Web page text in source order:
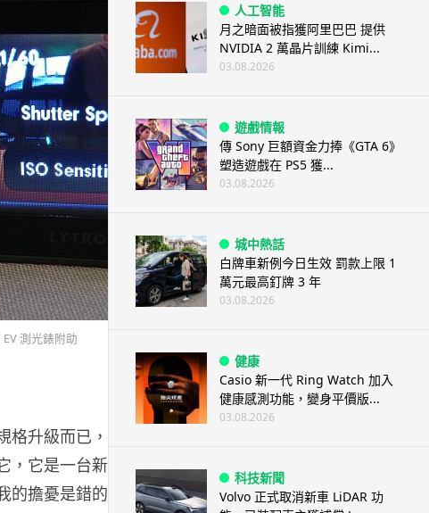
測光錶附助
升級而已，全無新意。現在我終於等到一台革命性的電
它是一台新定位的影像產品，跟傳統數碼相機的玩法很
擔憂是錯的，原來很多港人也在期待著，當我第一次分
人工智能
月之暗面被指獲阿里巴巴 提供
NVIDIA 2 萬晶片訓練 Kimi...
03.08.2026
遊戲情報
傳 Sony 巨額資金力捧《GTA 6》
塑造遊戲在 PS5 獲...
03.08.2026
城中熱話
白牌車新例今日生效 罰款上限 1
萬元最高釘牌 3 年
03.08.2026
健康
Casio 新一代 Ring Watch 加入
健康感測功能，變身平價版...
03.08.2026
科技新聞
Volvo 正式取消新車 LiDAR 功